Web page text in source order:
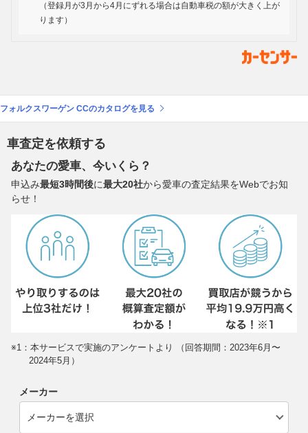
（登録月が3月から4月にずれる場合は自動車税の額が大きく上が
ります）
フォルクスワーゲン CCのカタログを見る
車査定を依頼する
あなたの愛車、今いくら？
申込み最短3時間後に最大20社から愛車の査定結果をWebでお知
らせ！
※1：本サービスで実施のアンケートより （回答期間：2023年6月〜
2024年5月）
メーカー